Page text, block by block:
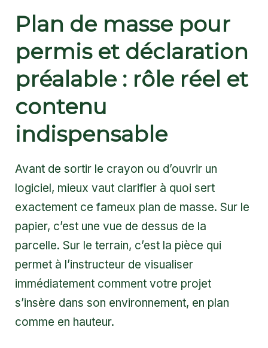
Plan de masse pour
permis et déclaration
préalable : rôle réel et
contenu
indispensable
Avant de sortir le crayon ou d’ouvrir un
logiciel, mieux vaut clarifier à quoi sert
exactement ce fameux plan de masse. Sur le
papier, c’est une vue de dessus de la
parcelle. Sur le terrain, c’est la pièce qui
permet à l’instructeur de visualiser
immédiatement comment votre projet
s’insère dans son environnement, en plan
comme en hauteur.